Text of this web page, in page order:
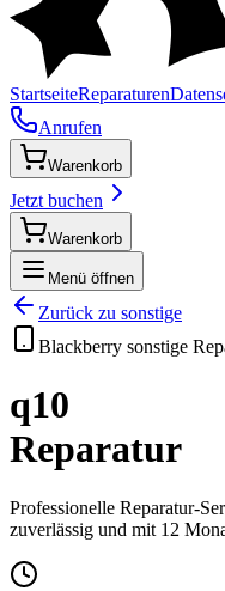
StartseiteReparaturen
Anrufen
Warenkorb
Jetzt buchen
Warenkorb
Menü öffnen
Zurück zu sonstige
Blackberry sonstige
q10
Reparatur
Professionelle Reparatur-
zuverlässig und mit 12